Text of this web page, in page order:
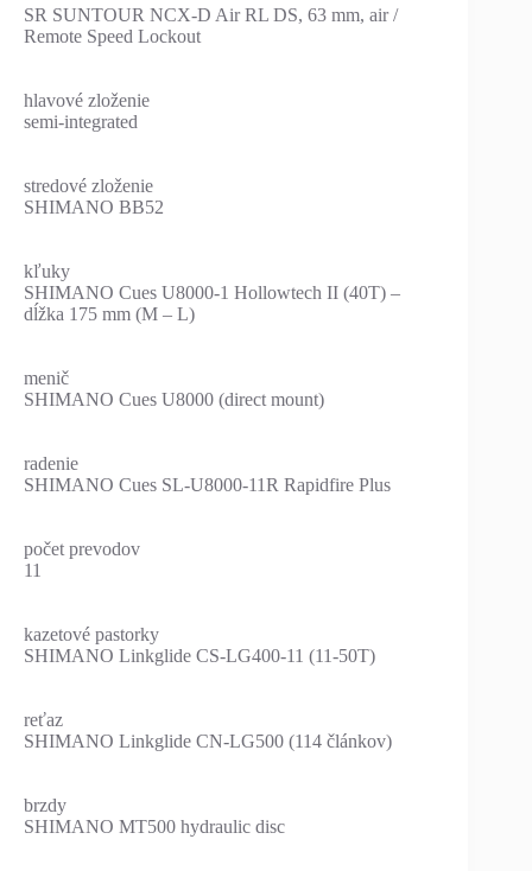
SR SUNTOUR NCX-D Air RL DS, 63 mm, air /
Remote Speed Lockout
hlavové zloženie
semi-integrated
stredové zloženie
SHIMANO BB52
kľuky
SHIMANO Cues U8000-1 Hollowtech II (40T) –
dĺžka 175 mm (M – L)
menič
SHIMANO Cues U8000 (direct mount)
radenie
SHIMANO Cues SL-U8000-11R Rapidfire Plus
počet prevodov
11
kazetové pastorky
SHIMANO Linkglide CS-LG400-11 (11-50T)
reťaz
SHIMANO Linkglide CN-LG500 (114 článkov)
brzdy
SHIMANO MT500 hydraulic disc